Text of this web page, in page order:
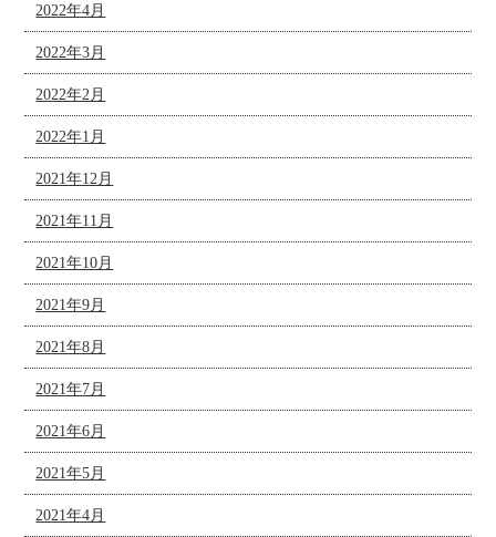
2022年4月
2022年3月
2022年2月
2022年1月
2021年12月
2021年11月
2021年10月
2021年9月
2021年8月
2021年7月
2021年6月
2021年5月
2021年4月